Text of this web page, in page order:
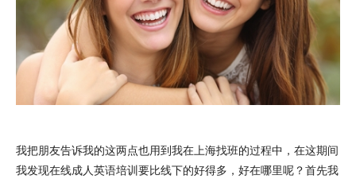
我把朋友告诉我的这两点也用到我在上海找班的过程中，在这期间
我发现在线成人英语培训要比线下的好得多，好在哪里呢？首先我